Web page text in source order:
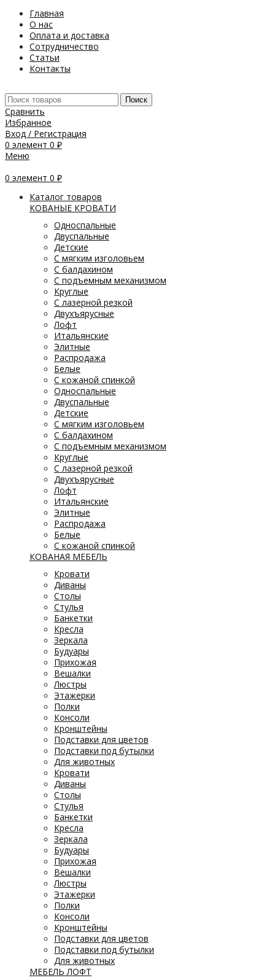
Главная
О нас
Оплата и доставка
Сотрудничество
Статьи
Контакты
Поиск
Сравнить
Избранное
Вход / Регистрация
0 элемент 0 ₽
Меню
0 элемент 0 ₽
Каталог товаров
КОВАНЫЕ КРОВАТИ
Односпальные
Двуспальные
Детские
С мягким изголовьем
С балдахином
С подъемным механизмом
Круглые
С лазерной резкой
Двухъярусные
Лофт
Итальянские
Элитные
Распродажа
Белые
С кожаной спинкой
Односпальные
Двуспальные
Детские
С мягким изголовьем
С балдахином
С подъемным механизмом
Круглые
С лазерной резкой
Двухъярусные
Лофт
Итальянские
Элитные
Распродажа
Белые
С кожаной спинкой
КОВАНАЯ МЕБЕЛЬ
Кровати
Диваны
Столы
Стулья
Банкетки
Кресла
Зеркала
Будуары
Прихожая
Вешалки
Люстры
Этажерки
Полки
Консоли
Кронштейны
Подставки для цветов
Подставки под бутылки
Для животных
Кровати
Диваны
Столы
Стулья
Банкетки
Кресла
Зеркала
Будуары
Прихожая
Вешалки
Люстры
Этажерки
Полки
Консоли
Кронштейны
Подставки для цветов
Подставки под бутылки
Для животных
МЕБЕЛЬ ЛОФТ